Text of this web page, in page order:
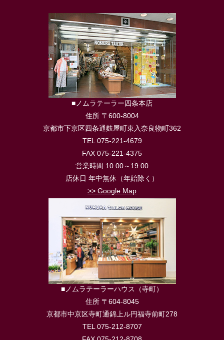
■ノムラテーラー四条本店
住所 〒600-8004
京都市下京区四条通麩屋町東入奈良物町362
TEL 075-221-4679
FAX 075-221-4375
営業時間 10:00～19:00
店休日 年中無休（年始除く）
>> Google Map
■ノムラテーラーハウス（寺町）
住所 〒604-8045
京都市中京区寺町通錦上ル円福寺前町278
TEL 075-212-8707